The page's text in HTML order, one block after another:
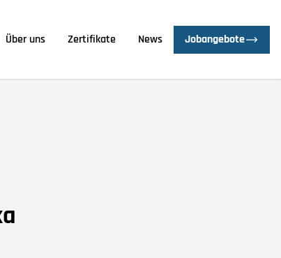
Über uns Zertifikate News Jobangebote